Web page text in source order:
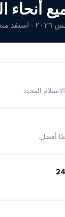
أنحاء
أفضل.